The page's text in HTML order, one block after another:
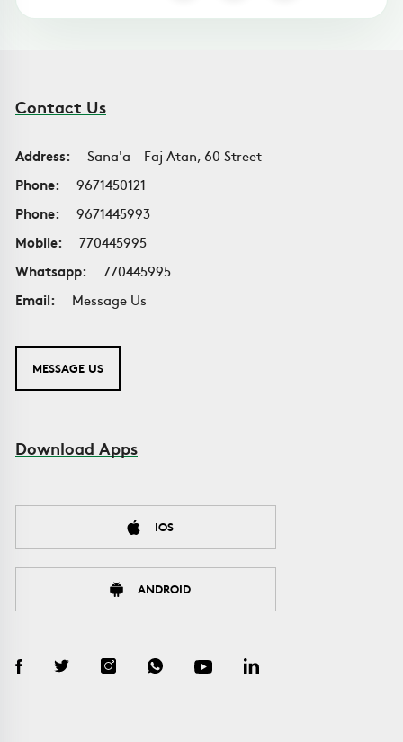
Contact Us
Address:
Sana'a - Faj Atan, 60 Street
Phone:
9671450121
Phone:
9671445993
Mobile:
770445995
Whatsapp:
770445995
Email:
Message Us
MESSAGE US
Download Apps
IOS
ANDROID